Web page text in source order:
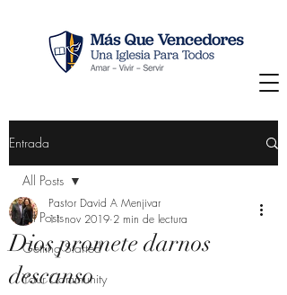
Entrada
All Posts
Getting Started
Your Community
All Posts
Dios promete darnos
descanso
Pastor David A Menjivar
11 nov 2019 2 min de lectura